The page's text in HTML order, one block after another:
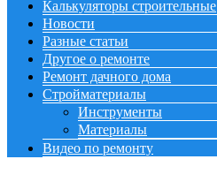
Калькуляторы строительные
Новости
Разные статьи
Другое о ремонте
Ремонт дачного дома
Стройматериалы
Инструменты
Материалы
Видео по ремонту